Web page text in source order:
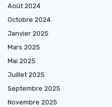
Août 2024
Octobre 2024
Janvier 2025
Mars 2025
Mai 2025
Juillet 2025
Septembre 2025
Novembre 2025